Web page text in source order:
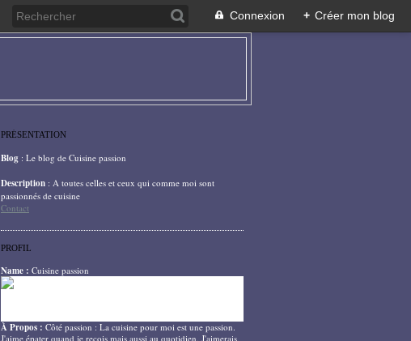
Connexion + Créer mon blog
PRÉSENTATION
Blog : Le blog de Cuisine passion
Description : A toutes celles et ceux qui comme moi sont
passionnés de cuisine
Contact
PROFIL
Name : Cuisine passion
À Propos : Côté passion : La cuisine pour moi est une passion.
J'aime épater quand je reçois mais aussi au quotidien. J'aimerais,